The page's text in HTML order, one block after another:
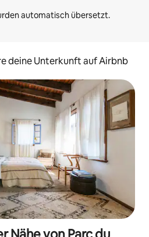
deine Unterkunft auf Airbnb